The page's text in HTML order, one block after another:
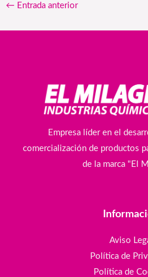
← Entrada anterior
Empresa líder en el
comercialización de productos
de la marca "El
Aviso
Política de
Política de